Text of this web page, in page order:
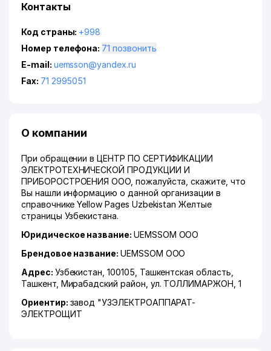
Контакты
Код страны: +998
Номер телефона:
71 позвонить
E-mail: uemsson@yandex.ru
Fax: 71 2995051
О компании
При обращении в ЦЕНТР ПО СЕРТИФИКАЦИИ
ЭЛЕКТРОТЕХНИЧЕСКОЙ ПРОДУКЦИИ И
ПРИБОРОСТРОЕНИЯ ООО, пожалуйста, скажите, что
Вы нашли информацию о данной организации в
справочнике Yellow Pages Uzbekistan Желтые
страницы Узбекистана.
Юридическое название: UEMSSOM ООО
Брендовое название: UEMSSOM ООО
Адрес: Узбекистан, 100105, Ташкентская область
Ташкент, Мирабадский район ул. ТОЛЛИМАРЖОН , 1
Ориентир: завод "УЗЭЛЕКТРОАППАРАТ-
ЭЛЕКТРОЩИТ